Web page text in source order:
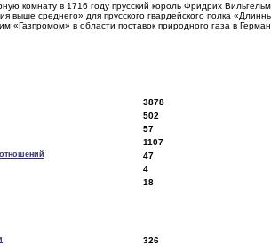
комнату в 1716 году прусский король Фридрих
среднего» для прусского гвардейского полка
«Газпромом» в области поставок природного газа в
3878
502
57
1107
47
4
18
326